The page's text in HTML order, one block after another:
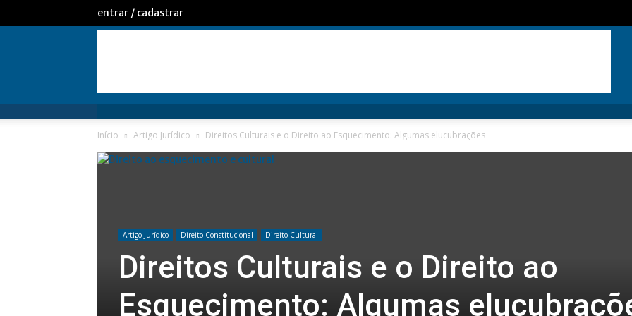
entrar / cadastrar
Início Artigo Jurídico Direitos Culturais e o Direito ao Esquecimento: Algumas elucubrações
Artigo Jurídico Direito Constitucional Direito Cultural
Direitos Culturais e o Direito ao
Esquecimento: Algumas